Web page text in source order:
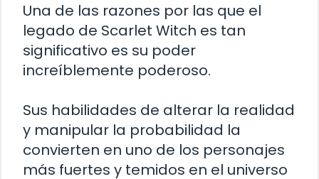
Una de las razones por las que el
legado de Scarlet Witch es tan
significativo es su poder
increíblemente poderoso.
Sus habilidades de alterar la realidad
y manipular la probabilidad la
convierten en uno de los personajes
más fuertes y temidos en el universo